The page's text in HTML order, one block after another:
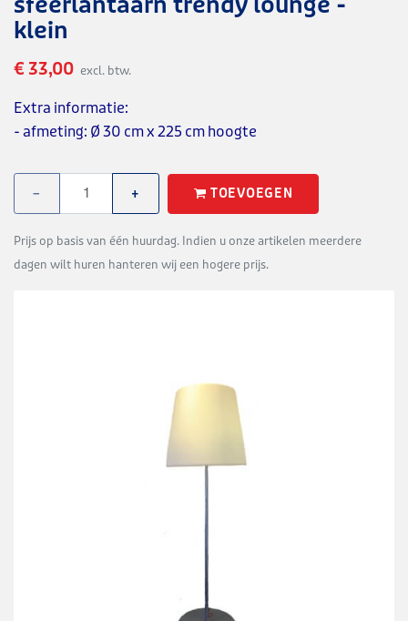
klein
€ 33,00 excl. btw.
Extra informatie:
- afmeting: Ø 30 cm x 225 cm hoogte
− + TOEVOEGEN
Prijs op basis van één huurdag. Indien u onze artikelen meerdere
dagen wilt huren hanteren wij een hogere prijs.